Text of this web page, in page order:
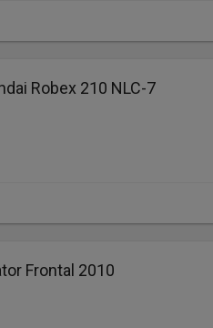
Robex 210 NLC-7
Frontal 2010